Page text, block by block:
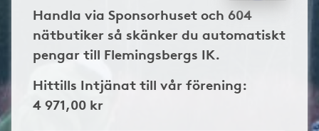
Handla via Sponsorhuset och 604
nätbutiker så skänker du automatiskt
pengar till Flemingsbergs IK.
Hittills Intjänat till vår förening:
4 971,00 kr